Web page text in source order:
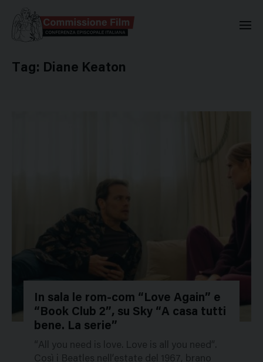
Tag: Diane Keaton
118491
In sala le rom-com “Love Again” e
“Book Club 2”, su Sky “A casa tutti
bene. La serie”
“All you need is love. Love is all you need”.
Così i Beatles nell’estate del 1967, brano